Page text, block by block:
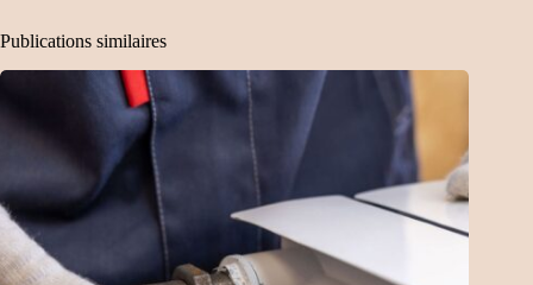
Publications similaires